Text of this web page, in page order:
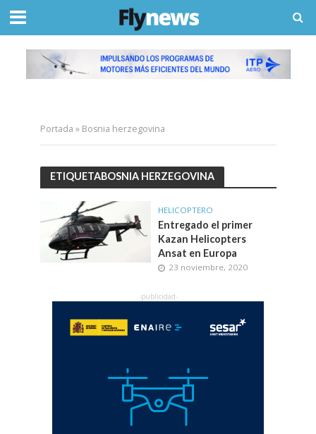
Portada » Bosnia herzegovina
ETIQUETABOSNIA HERZEGOVINA
HELICOPTERO
Entregado el primer
Kazan Helicopters
Ansat en Europa
23 noviembre, 2020